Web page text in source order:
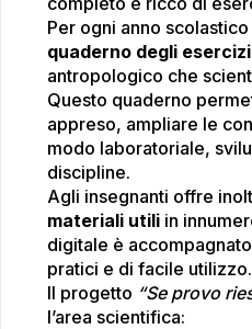
Per ogni anno
quaderno degli esercizi
antropologico che
Questo quaderno
appreso, ampliare le
modo laboratoriale,
discipline.
Agli insegnanti offre
materiali utiliin
digitale è
pratici e di facile utilizzo.
Il progetto “Se provo
l’area scientifica: